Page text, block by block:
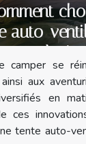
auto-
à air
camper se
aux
en
ces
tente auto-